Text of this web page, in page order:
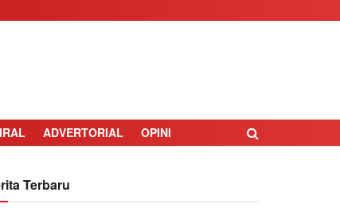
ADVERTORIAL OPINI
Terbaru